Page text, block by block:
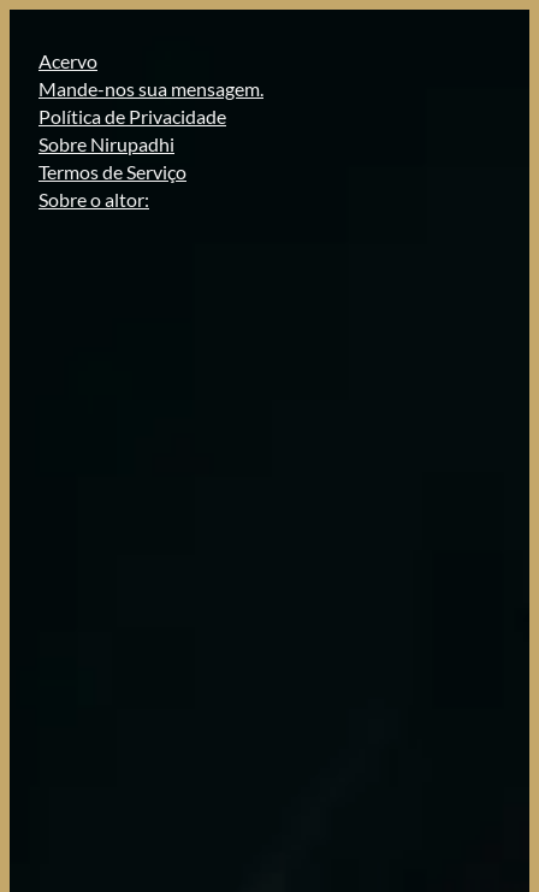
conteúdo
Acervo
Mande-nos sua mensagem.
Política de Privacidade
Sobre Nirupadhi
Termos de Serviço
Sobre o altor: